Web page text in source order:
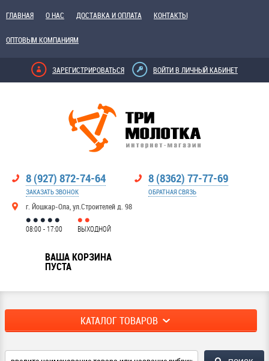
ГЛАВНАЯ О НАС ДОСТАВКА И ОПЛАТА КОНТАКТЫ
ОПТОВЫМ КОМПАНИЯМ
ЗАРЕГИСТРИРОВАТЬСЯ ВОЙТИ В ЛИЧНЫЙ КАБИНЕТ
8 (927) 872-74-64
ЗАКАЗАТЬ ЗВОНОК
г. Йошкар-Ола, ул.Строителей д. 98
8 (8362) 77-77-69
ОБРАТНАЯ СВЯЗЬ
08:00 - 17:00 ВЫХОДНОЙ
ВАША КОРЗИНА
ПУСТА
КАТАЛОГ ТОВАРОВ